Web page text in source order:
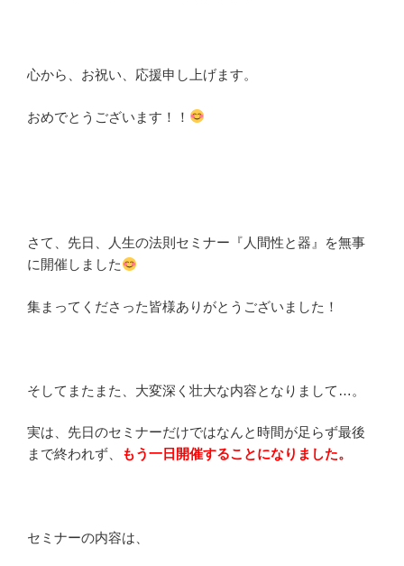
心から、お祝い、応援申し上げます。
おめでとうございます！！
さて、先日、人生の法則セミナー『人間性と器』を無事
に開催しました
集まってくださった皆様ありがとうございました！
そしてまたまた、大変深く壮大な内容となりまして…。
実は、先日のセミナーだけではなんと時間が足らず最後
まで終われず、
もう一日開催することになりました。
セミナーの内容は、